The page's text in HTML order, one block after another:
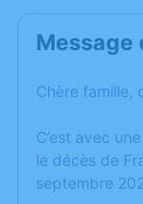
Message
Chère famille,
C’est avec
le décès de
septembre